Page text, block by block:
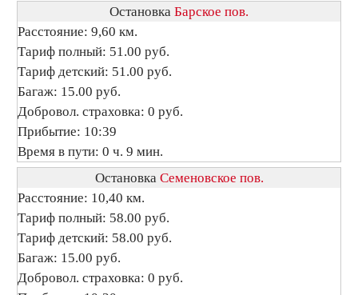
Остановка Барское пов.
Расстояние: 9,60 км.
Тариф полный: 51.00 руб.
Тариф детский: 51.00 руб.
Багаж: 15.00 руб.
Добровол. страховка: 0 руб.
Прибытие: 10:39
Время в пути: 0 ч. 9 мин.
Остановка Семеновское пов.
Расстояние: 10,40 км.
Тариф полный: 58.00 руб.
Тариф детский: 58.00 руб.
Багаж: 15.00 руб.
Добровол. страховка: 0 руб.